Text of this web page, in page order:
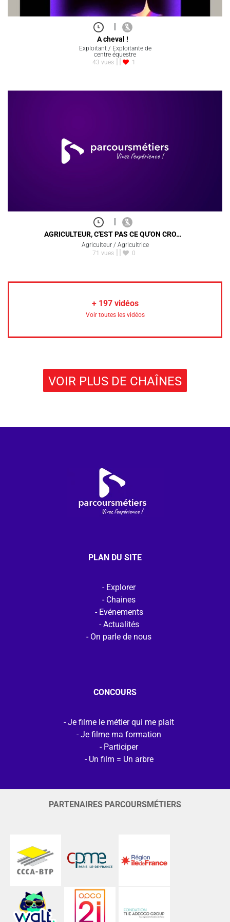
|
A cheval !
Exploitant / Exploitante de
centre équestre
43 vues
1
|
AGRICULTEUR, C'EST PAS CE QU'ON CRO…
Agriculteur / Agricultrice
71 vues
0
+ 197vidéos
Voir toutes les vidéos
VOIR PLUS DE CHAÎNES
PLAN DU SITE
Explorer
Chaines
Evénements
Actualités
On parle de nous
CONCOURS
Je filme le métier qui me plait
Je filme ma formation
Participer
Un film = Un arbre
PARTENAIRES PARCOURSMÉTIERS